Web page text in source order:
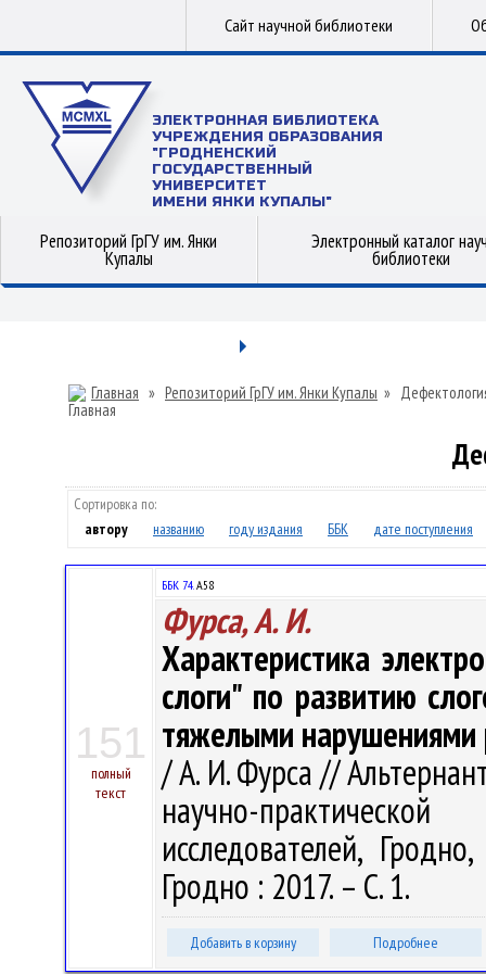
Сайт научной библиотеки
ЭЛЕКТРОННАЯ БИБЛИОТЕКА
УЧРЕЖДЕНИЯ ОБРАЗОВАНИЯ
"ГРОДНЕНСКИЙ
ГОСУДАРСТВЕННЫЙ
УНИВЕРСИТЕТ
ИМЕНИ ЯНКИ КУПАЛЫ"
Репозиторий ГрГУ им. Янки
Купалы
Электронный каталог
библиотеки
Главная » Репозиторий ГрГУ им. Янки Купалы »
Сортировка по:
автору
названию году издания ББК дате поступления
151
полный
текст
ББК 74.А58
Фурса, А. И.
Характеристика
слоги" по развитию
тяжелыми нарушениями
/ А. И. Фурса //
научно-
исследователей,
Гродно : 2017. – С. 1.
Добавить в корзину Подробнее